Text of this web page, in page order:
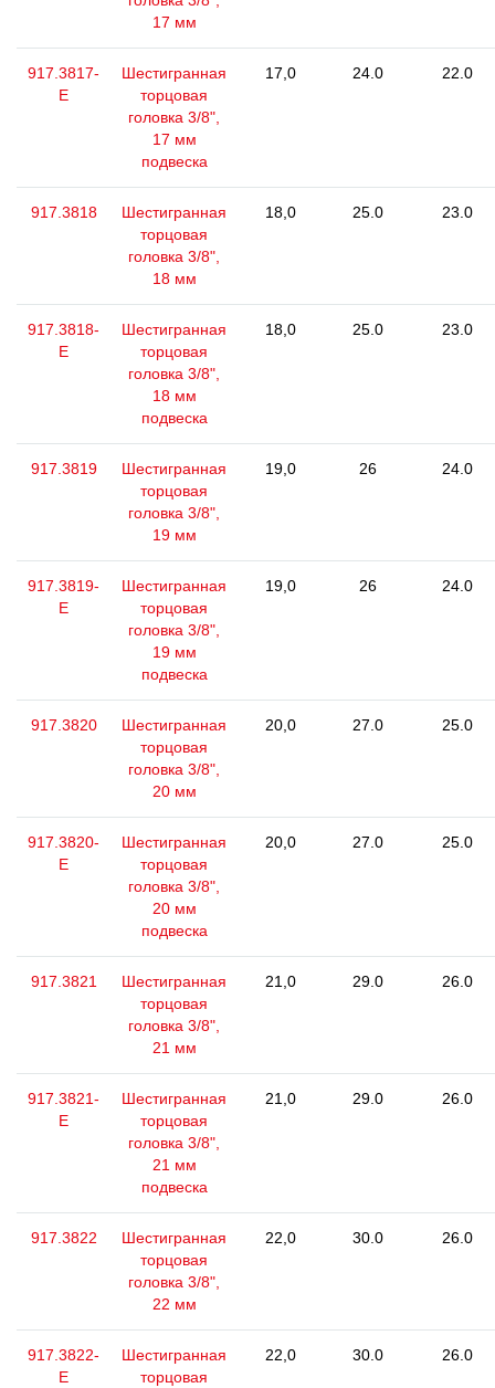
17 мм
917.3817-
E
Шестигранная
торцовая
головка 3/8",
17 мм
подвеска
17,0 24.0 22.0
917.3818
Шестигранная
торцовая
головка 3/8",
18 мм
18,0 25.0 23.0
917.3818-
E
Шестигранная
торцовая
головка 3/8",
18 мм
подвеска
18,0 25.0 23.0
917.3819
Шестигранная
торцовая
головка 3/8",
19 мм
19,0 26 24.0
917.3819-
E
Шестигранная
торцовая
головка 3/8",
19 мм
подвеска
19,0 26 24.0
917.3820
Шестигранная
торцовая
головка 3/8",
20 мм
20,0 27.0 25.0
917.3820-
E
Шестигранная
торцовая
головка 3/8",
20 мм
подвеска
20,0 27.0 25.0
917.3821
Шестигранная
торцовая
головка 3/8",
21 мм
21,0 29.0 26.0
917.3821-
E
Шестигранная
торцовая
головка 3/8",
21 мм
подвеска
21,0 29.0 26.0
917.3822
Шестигранная
торцовая
головка 3/8",
22 мм
22,0 30.0 26.0
917.3822-
E
Шестигранная
торцовая
22,0 30.0 26.0